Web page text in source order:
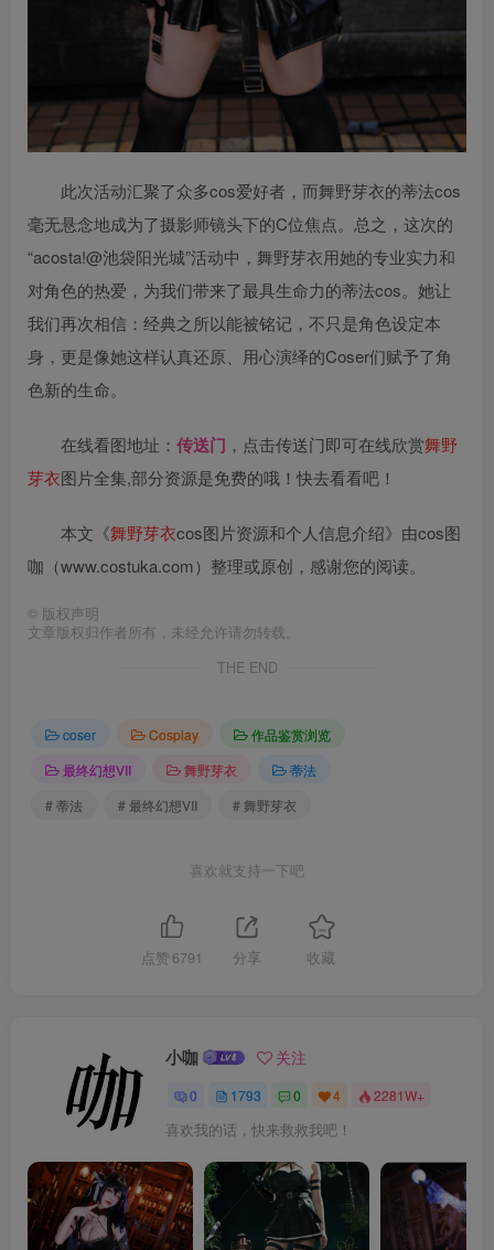
此次活动汇聚了众多cos爱好者，而舞野芽衣的蒂法cos
毫无悬念地成为了摄影师镜头下的C位焦点。总之，这次的
“acosta!@池袋阳光城”活动中，舞野芽衣用她的专业实力和
对角色的热爱，为我们带来了最具生命力的蒂法cos。她让
我们再次相信：经典之所以能被铭记，不只是角色设定本
身，更是像她这样认真还原、用心演绎的Coser们赋予了角
色新的生命。
在线看图地址： 传送门 ，点击传送门即可在线欣赏舞野
芽衣图片全集,部分资源是免费的哦！快去看看吧！
本文《舞野芽衣cos图片资源和个人信息介绍》由cos图
咖（www.costuka.com）整理或原创，感谢您的阅读。
© 版权声明
文章版权归作者所有，未经允许请勿转载。
THE END
coser Cosplay
作品鉴赏浏览
最终幻想VII
舞野芽衣
蒂法
# 蒂法
# 最终幻想VII # 舞野芽衣
喜欢就支持一下吧
点赞 6791 分享 收藏
小咖 关注
0 1793 0 4 2281W+
喜欢我的话，快来救救我吧！